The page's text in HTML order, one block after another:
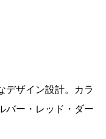
デザイン設計。カラ
バー・レッド・ダー